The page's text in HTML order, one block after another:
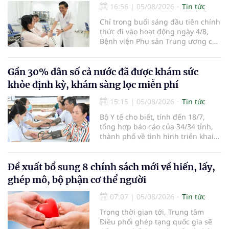
đường bay nội địa và quốc tế.
16:56 | 05/08/2026
Tin tức
Chỉ trong buổi sáng đầu tiên chính
thức đi vào hoạt động ngày 4/8,
Bệnh viện Phụ sản Trung ương cơ
em bé đầu tiên chào đời.
Gần 30% dân số cả nước đã được khám sức
khỏe định kỳ, khám sàng lọc miễn phí
15:15 | 05/08/2026
Tin tức
Bộ Y tế cho biết, tính đến 18/7,
tổng hợp báo cáo của 34/34 tỉnh,
thành phố về tình hình triển khai
nhận 32.286.360 người, chiếm gần
30% dân số cả nước đã được khám
sức khỏe định kỳ năm nay.
Đề xuất bổ sung 8 chính sách mới về hiến, lấy,
ghép mô, bộ phận cơ thể người
07:07 | 05/08/2026
Tin tức
Trong thời gian tới, Trung tâm
Điều phối ghép tạng quốc gia sẽ